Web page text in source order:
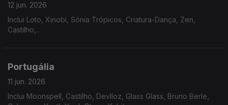
12 jun. 2026
Inclui Loto, Xinobi, Sónia Trópicos, Criatura-Dança, Zen,
Castilho,...
Portugália
11 jun. 2026
Inclui Moonspell, Castilho, Devlloz, Glass Glass, Bruno Berle,